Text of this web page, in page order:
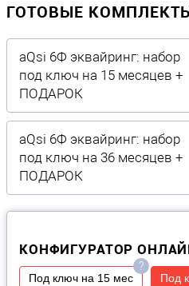
ГОТОВЫЕ
aQsi 6Ф эквайринг: набор
под ключ на 15 месяцев +
ПОДАРОК
aQsi 6Ф эквайринг: набор
под ключ на 36 месяцев +
ПОДАРОК
КОНФИГУРАТОР
?
Под ключ на 15 мес
Под